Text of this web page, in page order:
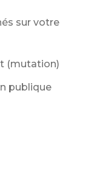
sur votre
(mutation)
publique